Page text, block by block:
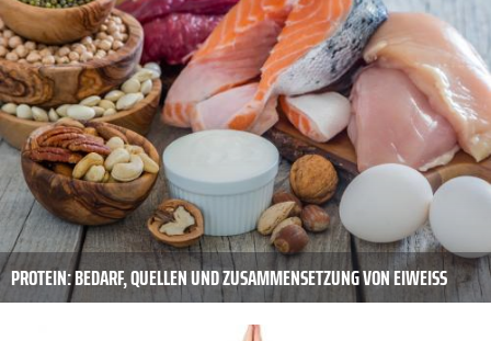
PROTEIN: BEDARF, QUELLEN UND ZUSAMMENSETZUNG VON EIWEISS